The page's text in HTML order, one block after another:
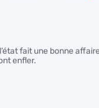
fait une bonne
enfler.